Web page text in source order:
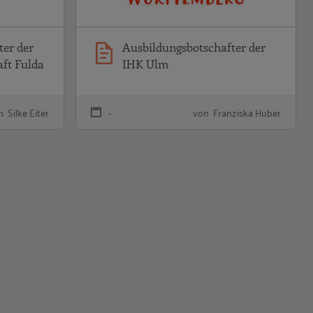
der
Fulda
Silke Eiter
Ausbildungsbotschafter der
IHK Ulm
- von Franziska Huber